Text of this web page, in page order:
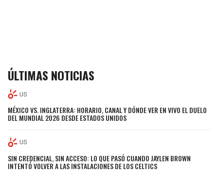
ÚLTIMAS NOTICIAS
US
MÉXICO VS. INGLATERRA: HORARIO, CANAL Y DÓNDE VER EN VIVO EL DUELO
DEL MUNDIAL 2026 DESDE ESTADOS UNIDOS
US
SIN CREDENCIAL, SIN ACCESO: LO QUE PASÓ CUANDO JAYLEN BROWN
INTENTÓ VOLVER A LAS INSTALACIONES DE LOS CELTICS